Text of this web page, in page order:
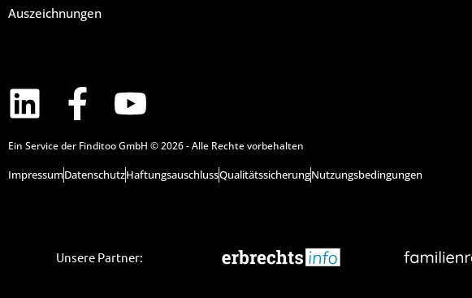
Auszeichnungen
Ein Service der Finditoo GmbH © 2026 - Alle Rechte vorbehalten
ImpressumDatenschutzHaftungsauschlussQualitätssicherungNutzungsbedingungen
Unsere Partner: